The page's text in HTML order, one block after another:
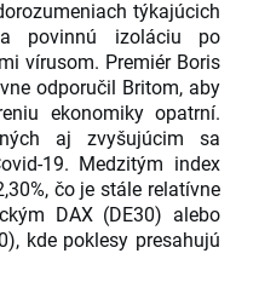
týkajúcich
povinnú izoláciu po
vírusom. Premiér Boris
odporučil Britom, aby
ekonomiky opatrní.
aj zvyšujúcim sa
19. Medzitým index
čo je stále relatívne
DAX (DE30) alebo
kde poklesy presahujú